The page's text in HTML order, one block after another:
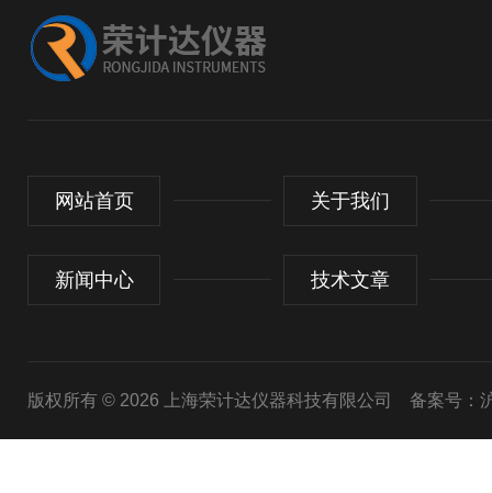
网站首页 关于我们
新闻中心 技术文章
版权所有 © 2026 上海荣计达仪器科技有限公司 备案号：